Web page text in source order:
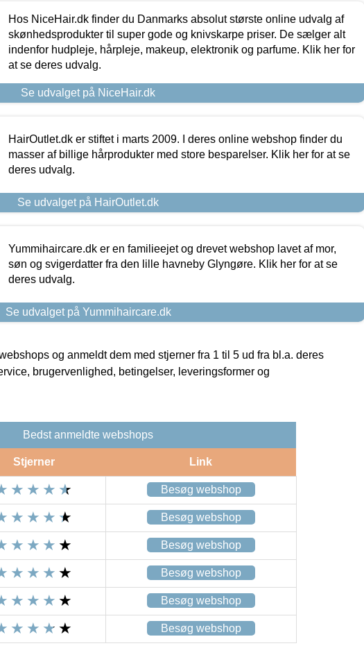
Hos NiceHair.dk finder du Danmarks absolut største online udvalg af
skønhedsprodukter til super gode og knivskarpe priser. De sælger alt
indenfor hudpleje, hårpleje, makeup, elektronik og parfume. Klik her for
at se deres udvalg.
Se udvalget på NiceHair.dk
HairOutlet.dk er stiftet i marts 2009. I deres online webshop finder du
masser af billige hårprodukter med store besparelser. Klik her for at se
deres udvalg.
Se udvalget på HairOutlet.dk
Yummihaircare.dk er en familieejet og drevet webshop lavet af mor,
søn og svigerdatter fra den lille havneby Glyngøre. Klik her for at se
deres udvalg.
Se udvalget på Yummihaircare.dk
og anmeldt dem med stjerner fra 1 til 5 ud fra bl.a. deres
brugervenlighed, betingelser, leveringsformer og
Bedst anmeldte webshops
Stjerner Link
Besøg webshop
Besøg webshop
Besøg webshop
Besøg webshop
Besøg webshop
Besøg webshop